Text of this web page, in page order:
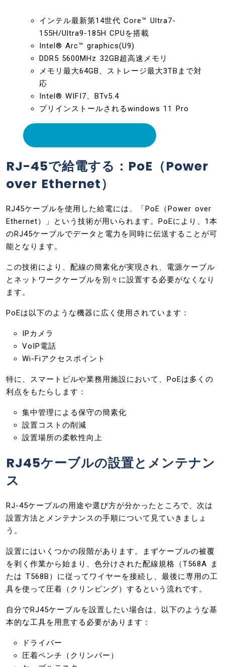
インテル最新第14世代 Core™ Ultra7-
155H/Ultra9-185H CPUを搭載
Intel® Arc™ graphics(U9)
DDR5 5600MHz 32GB超高速メモリ
メモリ最大64GB、ストレージ最大3TBまで対
応
Intel® WIFI7、BTv5.4
プリインストールされるwindows 11 Pro
RJ-45で給電する：PoE（Power
over Ethernet）
RJ45ケーブルを使用した給電には、「PoE（Power over
Ethernet）」という技術が用いられます。PoEにより、1本
のRJ45ケーブルでデータと電力を同時に伝送することが可
能となります。
この技術により、配線の簡素化が実現され、電源ケーブル
とネットワークケーブルを別々に設置する必要がなくなり
ます。
PoEは以下のような機器に広く使用されています：
IPカメラ
VoIP電話
Wi-Fiアクセスポイント
特に、スマートビルや業務用施設において、PoEは多くの
利点をもたらします：
集中管理による保守の簡素化
設置コストの削減
設置場所の柔軟性向上
RJ45ケーブルの設置とメンテナン
ス
RJ-45ケーブルの用途や選び方が分かったところで、次は
設置方法とメンテナンスの手順について見ていきましょ
う。
設置にはいくつかの段階があります。まずケーブルの被覆
を剥く作業から始まり、色分けされた配線規格（T568A ま
たは T568B）に従ってワイヤーを接続し、最後に専用の工
具を使って圧着（クリンピング）するという流れです。
自分でRJ45ケーブルを設置したい場合は、以下のような基
本的な工具を用意する必要があります：
ドライバー
圧着ペンチ（クリンパー）